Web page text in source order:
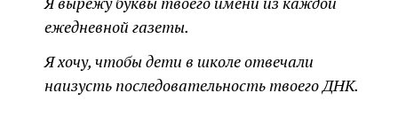
ежедневной газеты.
Я хочу, чтобы дети в школе отвечали
наизусть последовательность твоего ДНК.